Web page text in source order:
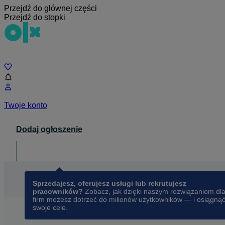
Przejdź do głównej części
Przejdź do stopki
Twoje konto
Dodaj ogłoszenie
Sprzedajesz, oferujesz usługi lub rekrutujesz
pracowników? Zobacz, jak dzięki naszym rozwiązaniom dla
firm możesz dotrzeć do milionów użytkowników — i osiągnąć
swoje cele.